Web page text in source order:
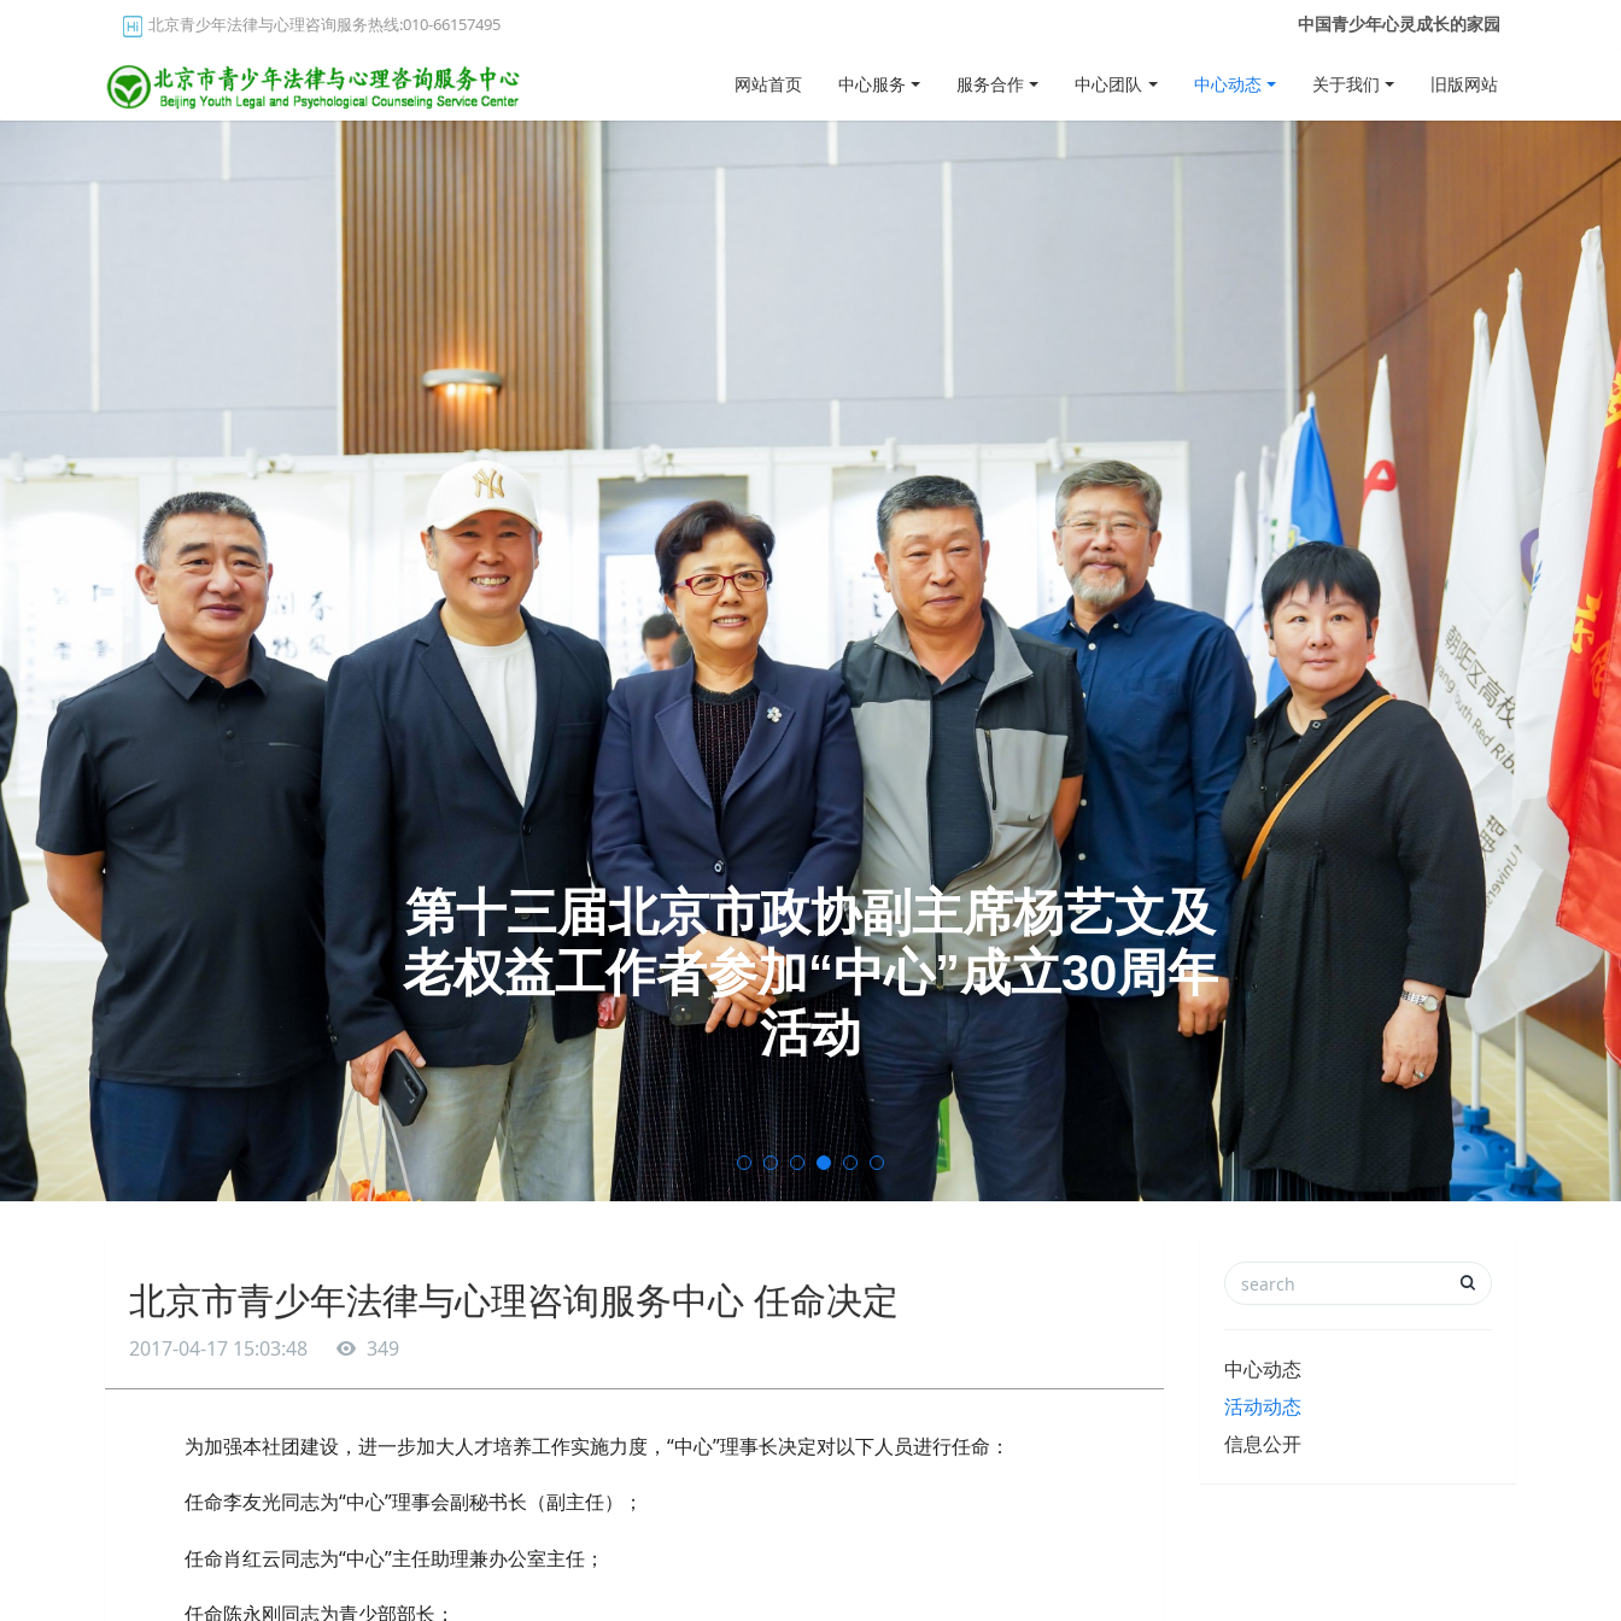
北京青少年法律与心理咨询服务热线:010-66157495 中国青少年心灵成长的家园
网站首页 中心服务 服务合作 中心团队 中心动态 关于我们 旧版网站
第十三届北京市政协副主席杨艺文及
老权益工作者参加“中心”成立30周年
活动
北京市青少年法律与心理咨询服务中心 任命决定
2017-04-17 15:03:48 349
为加强本社团建设，进一步加大人才培养工作实施力度，“中心”理事长决定对以下人员进行任命：
任命李友光同志为“中心”理事会副秘书长（副主任）；
任命肖红云同志为“中心”主任助理兼办公室主任；
任命陈永刚同志为青少部部长；
中心动态
活动动态
信息公开